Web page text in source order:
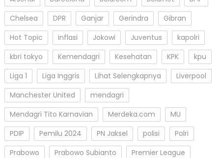
Chelsea
DPR Ganjar Gerindra
Gibran
Hot Topic
inflasi Jokowi Juventus
kapolri
kbri tokyo
Kemendagri Kesehatan KPK
kpu
Liga 1
Liga Inggris Lihat Selengkapnya
Liverpool
Manchester United
mendagri
Mendagri Tito Karnavian
Merdeka.com
MU
PDIP
Pemilu 2024 PN Jaksel polisi
Polri
Prabowo
Prabowo Subianto
Premier League